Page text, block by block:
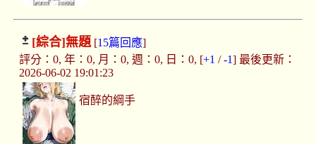
[綜合]無題[15篇回應]
評分：0, 年：0, 月：0, 週：0, 日：0, [+1 /-1] 最後更新：
2026-06-02 19:01:23
宿醉的綱手